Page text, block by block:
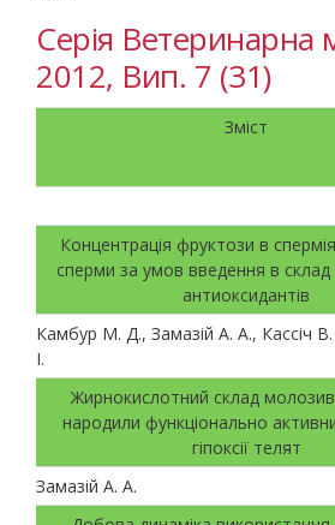
Серія Ветеринарна
2012, Вип. 7 (31)
Зміст
Концентрація фруктози в
сперми за умов введення в
антиоксидантів
Камбур М. Д., Замазій А. А., Кассіч
І.
Жирнокислотний склад
народили функціонально
гіпоксії телят
Замазій А. А.